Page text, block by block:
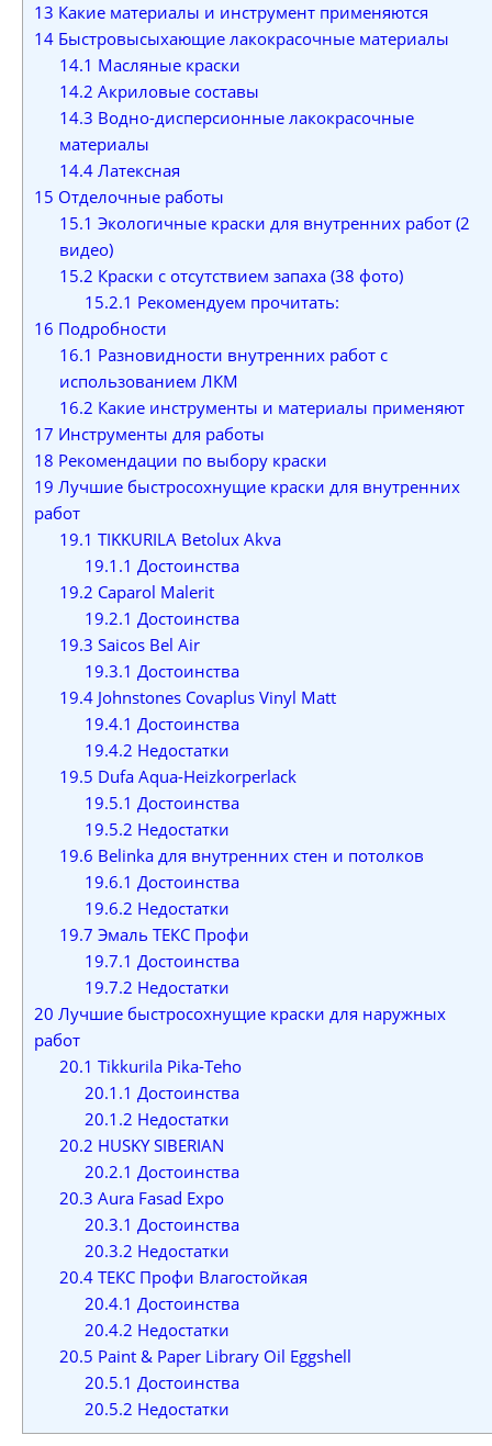
13 Какие материалы и инструмент применяются
14 Быстровысыхающие лакокрасочные материалы
14.1 Масляные краски
14.2 Акриловые составы
14.3 Водно-дисперсионные лакокрасочные
материалы
14.4Латексная
15 Отделочные работы
15.1 Экологичные краски для внутренних работ (2
видео)
15.2 Краски с отсутствием запаха (38 фото)
15.2.1 Рекомендуем прочитать:
16 Подробности
16.1 Разновидности внутренних работ с
использованием ЛКМ
16.2 Какие инструменты и материалы применяют
17 Инструменты для работы
18 Рекомендации по выбору краски
19 Лучшие быстросохнущие краски для внутренних
работ
19.1 TIKKURILA Betolux Akva
19.1.1 Достоинства
19.2 Caparol Malerit
19.2.1 Достоинства
19.3 Saicos Bel Air
19.3.1 Достоинства
19.4Johnstones Covaplus Vinyl Matt
19.4.1 Достоинства
19.4.2 Недостатки
19.5 Dufa Aqua-Heizkorperlack
19.5.1 Достоинства
19.5.2 Недостатки
19.6 Belinka для внутренних стен и потолков
19.6.1 Достоинства
19.6.2 Недостатки
19.7 Эмаль ТЕКС Профи
19.7.1 Достоинства
19.7.2 Недостатки
20 Лучшие быстросохнущие краски для наружных
работ
20.1 Tikkurila Pika-Teho
20.1.1 Достоинства
20.1.2 Недостатки
20.2 HUSKY SIBERIAN
20.2.1 Достоинства
20.3 Aura Fasad Expo
20.3.1 Достоинства
20.3.2 Недостатки
20.4ТЕКС Профи Влагостойкая
20.4.1 Достоинства
20.4.2 Недостатки
20.5 Paint & Paper Library Oil Eggshell
20.5.1 Достоинства
20.5.2 Недостатки